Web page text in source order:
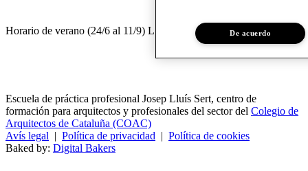
Horario de verano (24/6 al 11/9) LL a V de 8.30 a 14 h.
Escuela de práctica profesional Josep Lluís Sert, centro de
formación para arquitectos y profesionales del sector del Colegio de
Arquitectos de Cataluña (COAC)
Avís legal | Política de privacidad | Política de cookies
Baked by: Digital Bakers
De acuerdo